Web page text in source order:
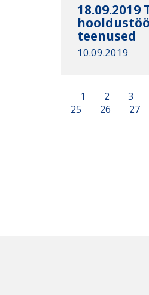
teenused
10.09.2019
1 2 3
25
26 27